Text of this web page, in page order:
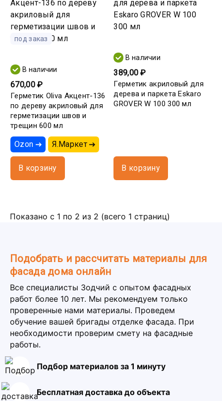
под заказ
В наличии
670,00 ₽
Герметик Oliva Акцент-136
по дереву акриловый для
герметизации швов и
трещин 600 мл
Ozon Я.Маркет
В корзину
В наличии
389,00 ₽
Герметик акриловый для
дерева и паркета Eskaro
GROVER W 100 300 мл
В корзину
Показано с 1 по 2 из 2 (всего 1 страниц)
Подобрать и рассчитать материалы для
фасада дома онлайн
Все специалисты Зодчий с опытом фасадных
работ более 10 лет. Мы рекомендуем только
проверенные нами материалы. Проведем
обучение вашей бригады отделке фасада. При
необходимости проверим смету на фасадные
работы.
Подбор материалов за 1 минуту
Бесплатная доставка до объекта